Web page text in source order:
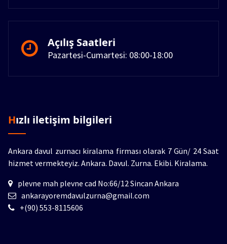
Açılış Saatleri
Pazartesi-Cumartesi: 08:00-18:00
Hızlı iletişim bilgileri
Ankara davul zurnacı kiralama firması olarak 7 Gün/ 24 Saat
hizmet vermekteyiz. Ankara. Davul. Zurna. Ekibi. Kiralama.
plevne mah plevne cad No:66/12 Sincan Ankara
ankarayoremdavulzurna@gmail.com
+(90) 553-8115606